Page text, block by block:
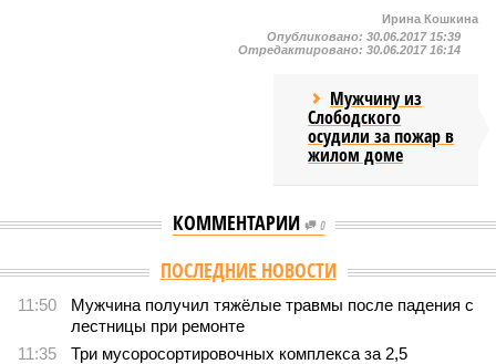
Ирина Кошкина
Опубликовано: 30.06.2017 15:39
Отредактировано: 30.06.2017 16:14
Мужчину из
Слободского
осудили за пожар в
жилом доме
КОММЕНТАРИИ 0
Версия //Общество //
Килограмм свиного шашлыка в Кировской области
5617
Что выберем?